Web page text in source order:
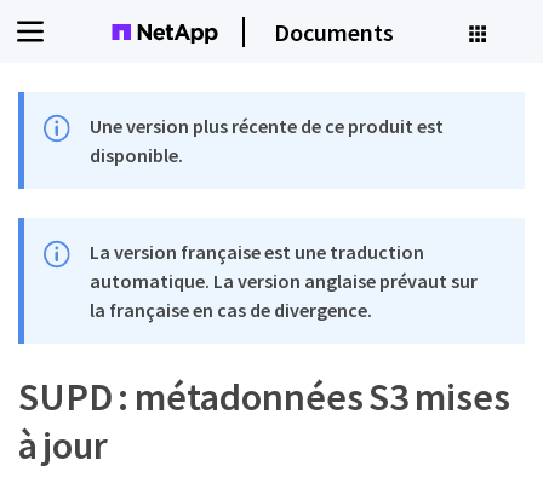
Documents
Une version plus récente de ce produit est
disponible.
La version française est une traduction
automatique. La version anglaise prévaut sur
la française en cas de divergence.
SUPD : métadonnées S3 mises
à jour